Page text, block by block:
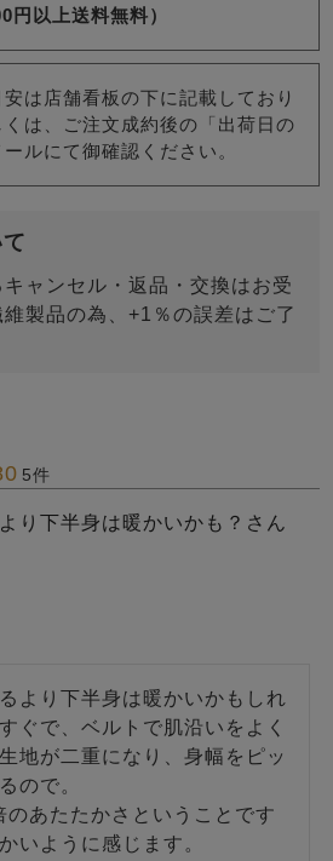
円以上送料無料）
は店舗看板の下に記載しており
くは、ご注文成約後の「出荷日の
ルにて御確認ください。
ャンセル・返品・交換はお受
製品の為、+1％の誤差はご了
5
り下半身は暖かいかも？
より下半身は暖かいかもしれ
ぐで、ベルトで肌沿いをよく
地が二重になり、身幅をピッ
ので。
のあたたかさということです
いように感じます。